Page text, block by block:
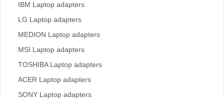
IBM Laptop adapters
LG Laptop adapters
MEDION Laptop adapters
MSI Laptop adapters
TOSHIBA Laptop adapters
ACER Laptop adapters
SONY Laptop adapters